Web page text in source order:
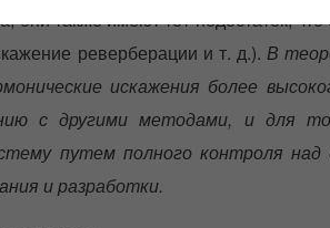
они также имеют тот недостаток, что
реверберации и т. д.). В
искажения более
с другими методами, и для
путем полного контроля над
и разработки.